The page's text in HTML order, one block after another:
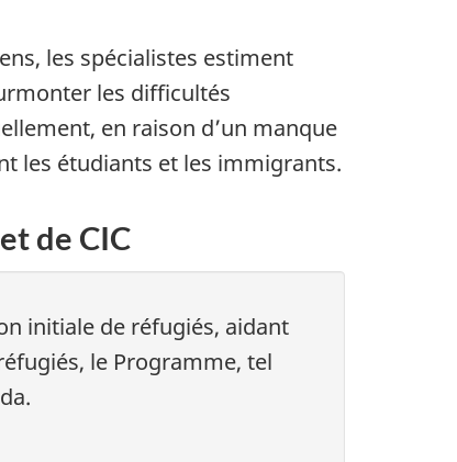
les spécialistes estiment
les difficultés
en raison d’un manque
les étudiants et les immigrants.
de CIC
initiale de réfugiés, aidant
le Programme, tel